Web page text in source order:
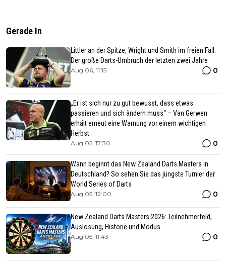
Gerade In
Littler an der Spitze, Wright und Smith im freien Fall:
Der große Darts-Umbruch der letzten zwei Jahre
Aug 06, 11:15 0
„Er ist sich nur zu gut bewusst, dass etwas
passieren und sich ändern muss“ – Van Gerwen
erhält erneut eine Warnung vor einem wichtigen
Herbst
Aug 05, 17:30 0
Wann beginnt das New Zealand Darts Masters in
Deutschland? So sehen Sie das jüngste Turnier der
World Series of Darts
Aug 05, 12:00 0
New Zealand Darts Masters 2026: Teilnehmerfeld,
Auslosung, Historie und Modus
Aug 05, 11:43 0